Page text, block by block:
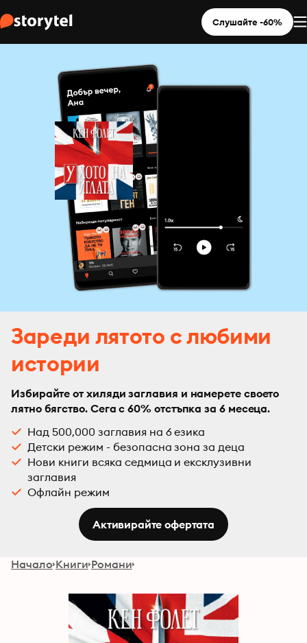
Слушайте -60%
Зареди лятото с любими
истории
Избирайте от хиляди заглавия и намерете своето
лятно бягство. Сега с 60% отстъпка за 6 месеца.
Над 500,000 заглавия на 6 езика
Детски режим - безопасна зона за деца
Нови книги всяка седмица и ексклузивни
заглавия
Офлайн режим
Активирайте офертата
Начало Книги Романи